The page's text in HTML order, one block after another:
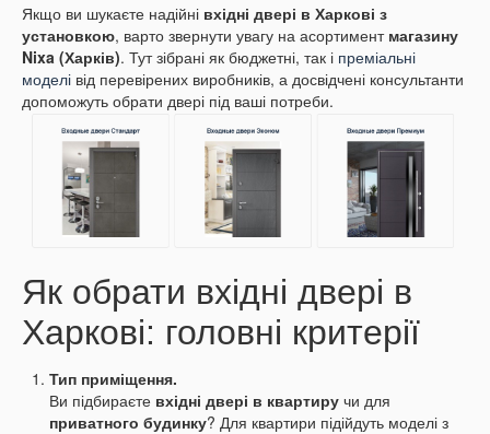
Якщо ви шукаєте надійні вхідні двері в Харкові з
установкою, варто звернути увагу на асортимент магазину
Nixa (Харків). Тут зібрані як бюджетні, так і преміальні
моделі від перевірених виробників, а досвідчені консультанти
допоможуть обрати двері під ваші потреби.
Як обрати вхідні двері в
Харкові: головні критерії
Тип приміщення.
Ви підбираєте вхідні двері в квартиру чи для
приватного будинку? Для квартири підійдуть моделі з